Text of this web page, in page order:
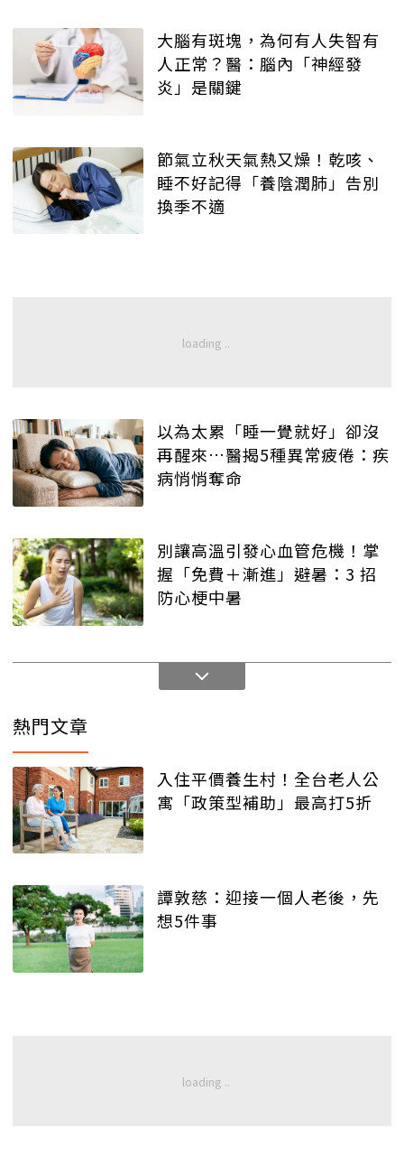
大腦有斑塊，為何有人失智有
人正常？醫：腦內「神經發
炎」是關鍵
節氣立秋天氣熱又燥！乾咳、
睡不好記得「養陰潤肺」告別
換季不適
以為太累「睡一覺就好」卻沒
再醒來…醫揭5種異常疲倦：疾
病悄悄奪命
別讓高溫引發心血管危機！掌
握「免費＋漸進」避暑：3 招
防心梗中暑
熱門文章
入住平價養生村！全台老人公
寓「政策型補助」最高打5折
譚敦慈：迎接一個人老後，先
想5件事